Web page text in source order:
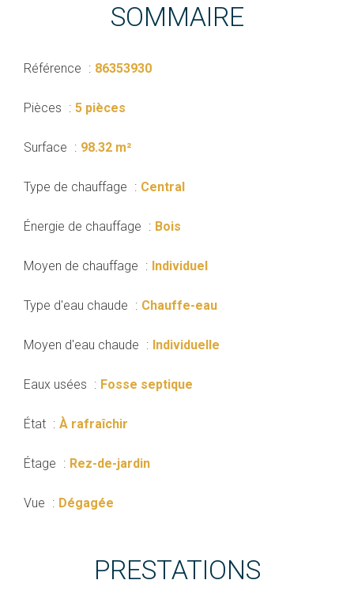
SOMMAIRE
Référence 86353930
Pièces 5 pièces
Surface 98.32 m²
Type de chauffage Central
Énergie de chauffage Bois
Moyen de chauffage Individuel
Type d'eau chaude Chauffe-eau
Moyen d'eau chaude Individuelle
Eaux usées Fosse septique
État À rafraîchir
Étage Rez-de-jardin
Vue Dégagée
PRESTATIONS